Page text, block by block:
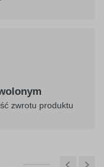
zwrotu produktu